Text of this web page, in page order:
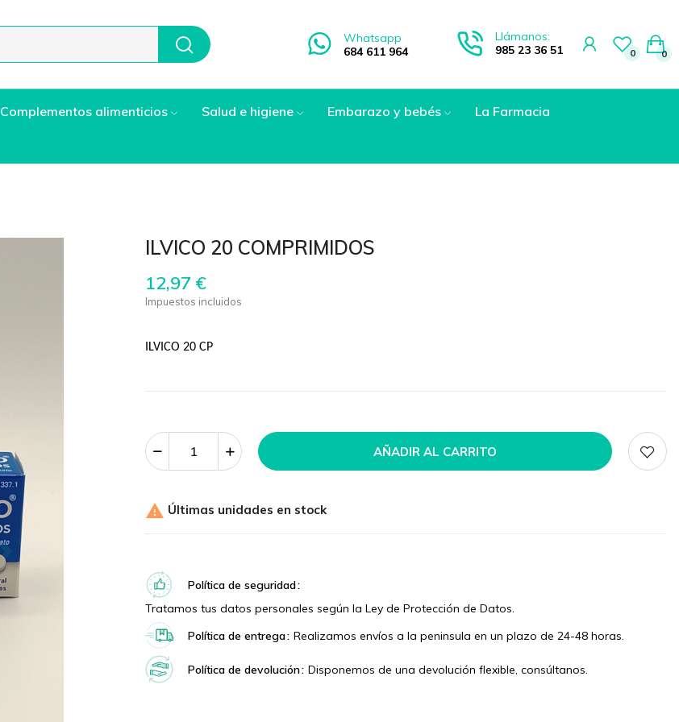
Whatsapp
684 611 964
Llámanos:
985 23 36 51
0 0
Complementos alimenticios Salud e higiene Embarazo y bebés
La Farmacia
ILVICO 20 COMPRIMIDOS
12,97 €
Impuestos incluidos
ILVICO 20 CP
AÑADIR AL CARRITO
 Últimas unidades en stock
Política de seguridad
Tratamos tus datos personales según la Ley de Protección de Datos.
Política de entrega Realizamos envíos a la peninsula en un plazo de 24-48 horas.
Política de devolución Disponemos de una devolución flexible, consúltanos.